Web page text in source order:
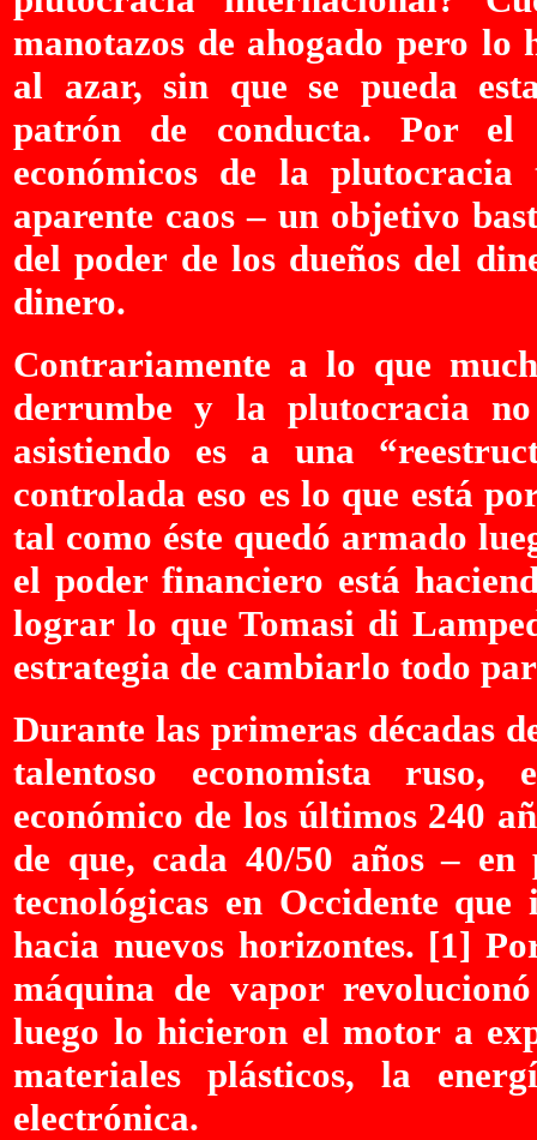
manotazos de ahogado pero lo
al azar, sin que se pueda
patrón de conducta. Por el
económicos de la
aparente caos – un objetivo
del poder de los dueños del
dinero.
Contrariamente a lo que
derrumbe y la plutocracia
asistiendo es a una
controlada eso es lo que está
tal como éste quedó armado
el poder financiero está
lograr lo que Tomasi di
estrategia de cambiarlo todo
Durante las primeras décadas
talentoso economista ruso,
económico de los últimos 240
de que, cada 40/50 años – en
tecnológicas en Occidente
hacia nuevos horizontes. [1]
máquina de vapor
luego lo hicieron el motor a
materiales plásticos, la
electrónica.